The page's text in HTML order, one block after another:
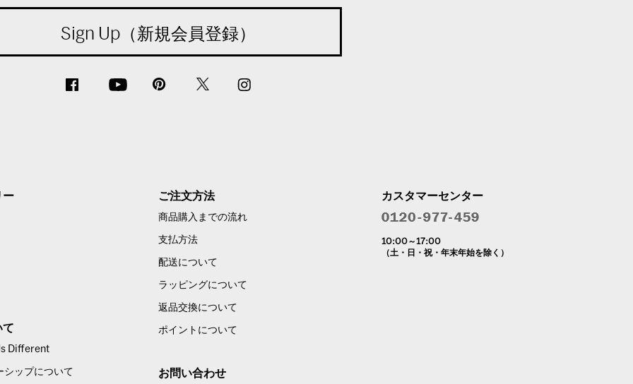
Sign Up（新規会員登録）
ー
て
Different
シップについて
ご注文方法
商品購入までの流れ
支払方法
配送について
ラッピングについて
返品交換について
ポイントについて
お問い合わせ
カスタマーセンター
10:00～17:00
（土・日・祝・年末年始を除く）